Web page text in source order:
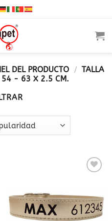
DEL PRODUCTO / TALLA
54 - 63 X 2.5 CM.
de
deseos